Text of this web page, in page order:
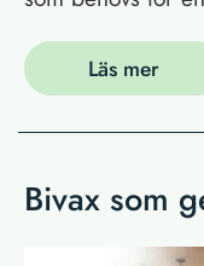
Läs mer
Bivax som